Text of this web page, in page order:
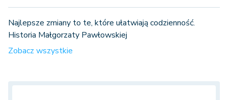
Najlepsze zmiany to te, które ułatwiają codzienność.
Historia Małgorzaty Pawłowskiej
Zobacz wszystkie